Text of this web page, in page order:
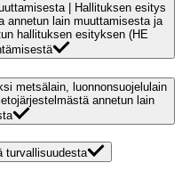
esitys
annetun lain muuttamisesta ja
hallituksen esityksen (HE
metsälain, luonnonsuojelulain
annetun lain
turvallisuudesta